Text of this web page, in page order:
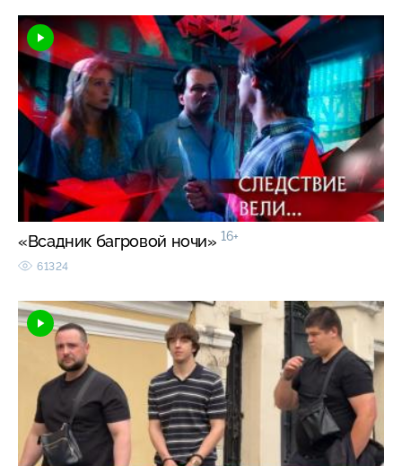
«Всадник багровой ночи» 16+
61324